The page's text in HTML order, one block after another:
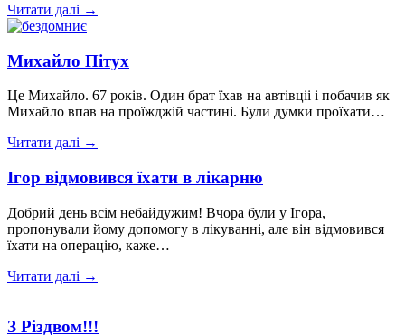
Читати далі →
Михайло Пітух
Це Михайло. 67 років. Один брат їхав на автівціі і побачив як
Михайло впав на проїжджій частині. Були думки проїхати…
Читати далі →
Ігор відмовився їхати в лікарню
Добрий день всім небайдужим! Вчора були у Ігора,
пропонували йому допомогу в лікуванні, але він відмовився
їхати на операцію, каже…
Читати далі →
З Різдвом!!!